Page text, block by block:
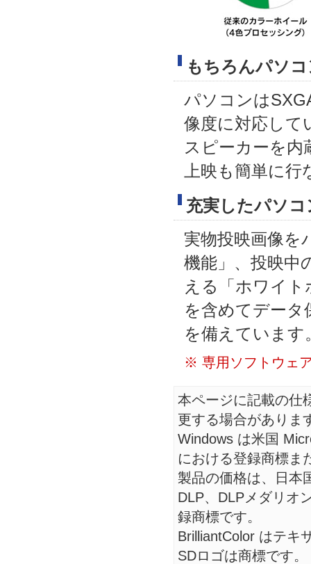
もちろんパソ
パソコンは
像度に対応して
スピーカーを
上映も簡単に
充実したパソコ
実物投映画像を
機能」、投映中
える「ホワイ
を含めてデータ
を備えています
※ 専用ソフトウェ
本ページに記載の仕
更する場合がありま
Windows は米国
における登録商標ま
製品の価格は、日本
DLP、DLPメダリオ
録商標です。
BrilliantColor はテキ
SDロゴは商標です。